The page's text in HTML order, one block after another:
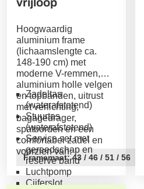
Hoogwaardig
aluminium frame
(lichaamslengte ca.
148-190 cm) met
moderne V-remmen,
aluminium holle velgen
en topbanden, uitrust
met verlichting,
bagagedrager,
spatborden en een
comfortabel zadel en
voorzien van:
Zadeltas
(waterafstotend)
Stuurtas
(waterafstotend)
Service set met
gereedschap en
reserve band
Luchtpomp
Cijferslot
Framemaat: 43 / 46 / 51 / 56